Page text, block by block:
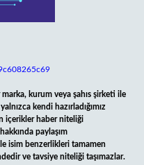
kurum veya şahıs şirketi ile
kendi hazırladığımız
içerikler haber niteliği
paylaşım
isim benzerlikleri tamamen
ve tavsiye niteliği taşımazlar.